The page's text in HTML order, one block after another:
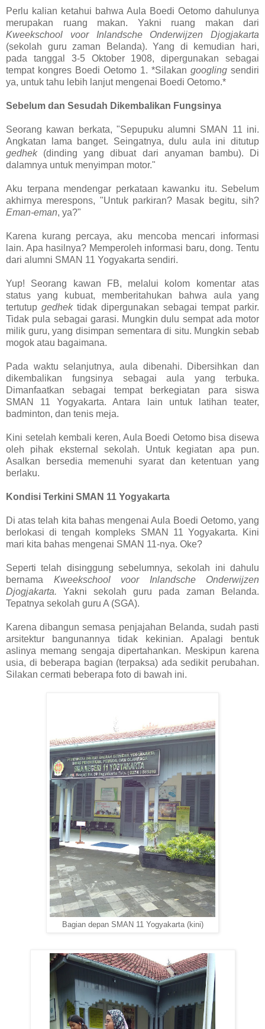
Perlu kalian ketahui bahwa Aula Boedi Oetomo dahulunya
merupakan ruang makan. Yakni ruang makan dari
Kweekschool voor Inlandsche Onderwijzen Djogjakarta
(sekolah guru zaman Belanda). Yang di kemudian hari,
pada tanggal 3-5 Oktober 1908, dipergunakan sebagai
tempat kongres Boedi Oetomo 1. *Silakan googling sendiri
ya, untuk tahu lebih lanjut mengenai Boedi Oetomo.*
Sebelum dan Sesudah Dikembalikan Fungsinya
Seorang kawan berkata, "Sepupuku alumni SMAN 11 ini.
Angkatan lama banget. Seingatnya, dulu aula ini ditutup
gedhek(dinding yang dibuat dari anyaman bambu). Di
dalamnya untuk menyimpan motor."
Aku terpana mendengar perkataan kawanku itu. Sebelum
akhirnya merespons, "Untuk parkiran? Masak begitu, sih?
Eman-eman, ya?"
Karena kurang percaya, aku mencoba mencari informasi
lain. Apa hasilnya? Memperoleh informasi baru, dong. Tentu
dari alumni SMAN 11 Yogyakarta sendiri.
Yup! Seorang kawan FB, melalui kolom komentar atas
status yang kubuat, memberitahukan bahwa aula yang
tertutup gedhektidak dipergunakan sebagai tempat parkir.
Tidak pula sebagai garasi. Mungkin dulu sempat ada motor
milik guru, yang disimpan sementara di situ. Mungkin sebab
mogok atau bagaimana.
Pada waktu selanjutnya, aula dibenahi. Dibersihkan dan
dikembalikan fungsinya sebagai aula yang terbuka.
Dimanfaatkan sebagai tempat berkegiatan para siswa
SMAN 11 Yogyakarta. Antara lain untuk latihan teater,
badminton, dan tenis meja.
Kini setelah kembali keren, Aula Boedi Oetomo bisa disewa
oleh pihak eksternal sekolah. Untuk kegiatan apa pun.
Asalkan bersedia memenuhi syarat dan ketentuan yang
berlaku.
Kondisi Terkini SMAN 11 Yogyakarta
Di atas telah kita bahas mengenai Aula Boedi Oetomo, yang
berlokasi di tengah kompleks SMAN 11 Yogyakarta. Kini
mari kita bahas mengenai SMAN 11-nya. Oke?
Seperti telah disinggung sebelumnya, sekolah ini dahulu
bernama Kweekschool voor Inlandsche Onderwijzen
Djogjakarta. Yakni sekolah guru pada zaman Belanda.
Tepatnya sekolah guru A (SGA).
Karena dibangun semasa penjajahan Belanda, sudah pasti
arsitektur bangunannya tidak kekinian. Apalagi bentuk
aslinya memang sengaja dipertahankan. Meskipun karena
usia, di beberapa bagian (terpaksa) ada sedikit perubahan.
Silakan cermati beberapa foto di bawah ini.
Bagian depan SMAN 11 Yogyakarta (kini)